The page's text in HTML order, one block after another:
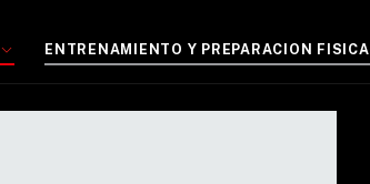
ENTRENAMIENTO Y PREPARACION FISICA